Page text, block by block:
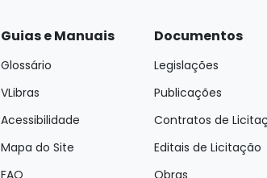
Guias e Manuais
Glossário
VLibras
Acessibilidade
Mapa do Site
FAQ
Documentos
Legislações
Publicações
Contratos de
Editais de Licitação
Obras